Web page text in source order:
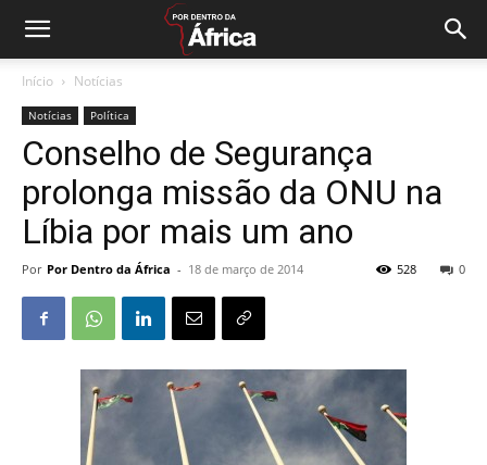
Início Notícias
Notícias Política
Conselho de Segurança
prolonga missão da ONU na
Líbia por mais um ano
Por Por Dentro da África - 18 de março de 2014 0
528